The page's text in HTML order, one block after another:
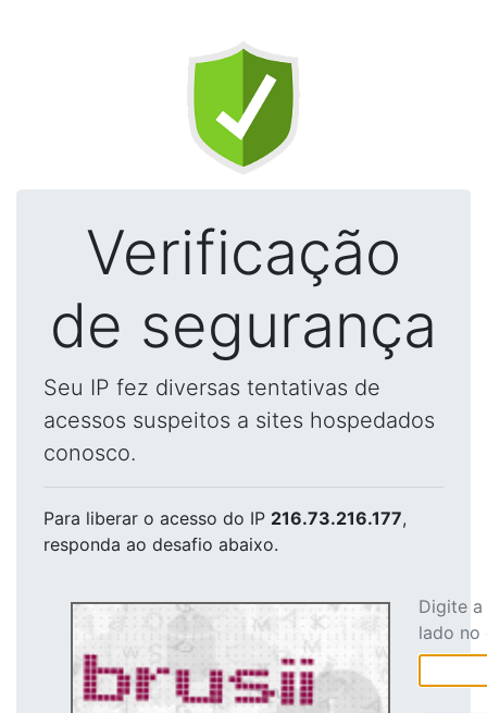
Verificação
de segurança
Seu IP fez diversas tentativas de
acessos suspeitos a sites hospedados
conosco.
Para liberar o acesso do IP 216.73.216.177,
responda ao desafio abaixo.
Digite
lado no